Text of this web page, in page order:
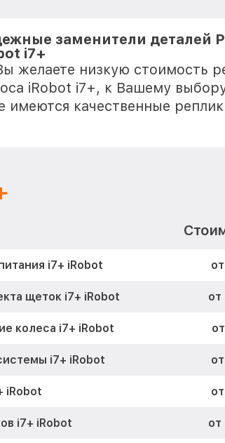
заменители деталей
i7+
желаете низкую стоимость
iRobot i7+, к Вашему
имеются качественные
i7+ iRobot
щеток i7+ iRobot от
колеса i7+ iRobot
i7+ iRobot
iRobot
i7+ iRobot от